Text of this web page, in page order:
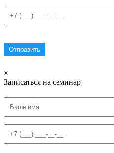
×
Записаться на семинар